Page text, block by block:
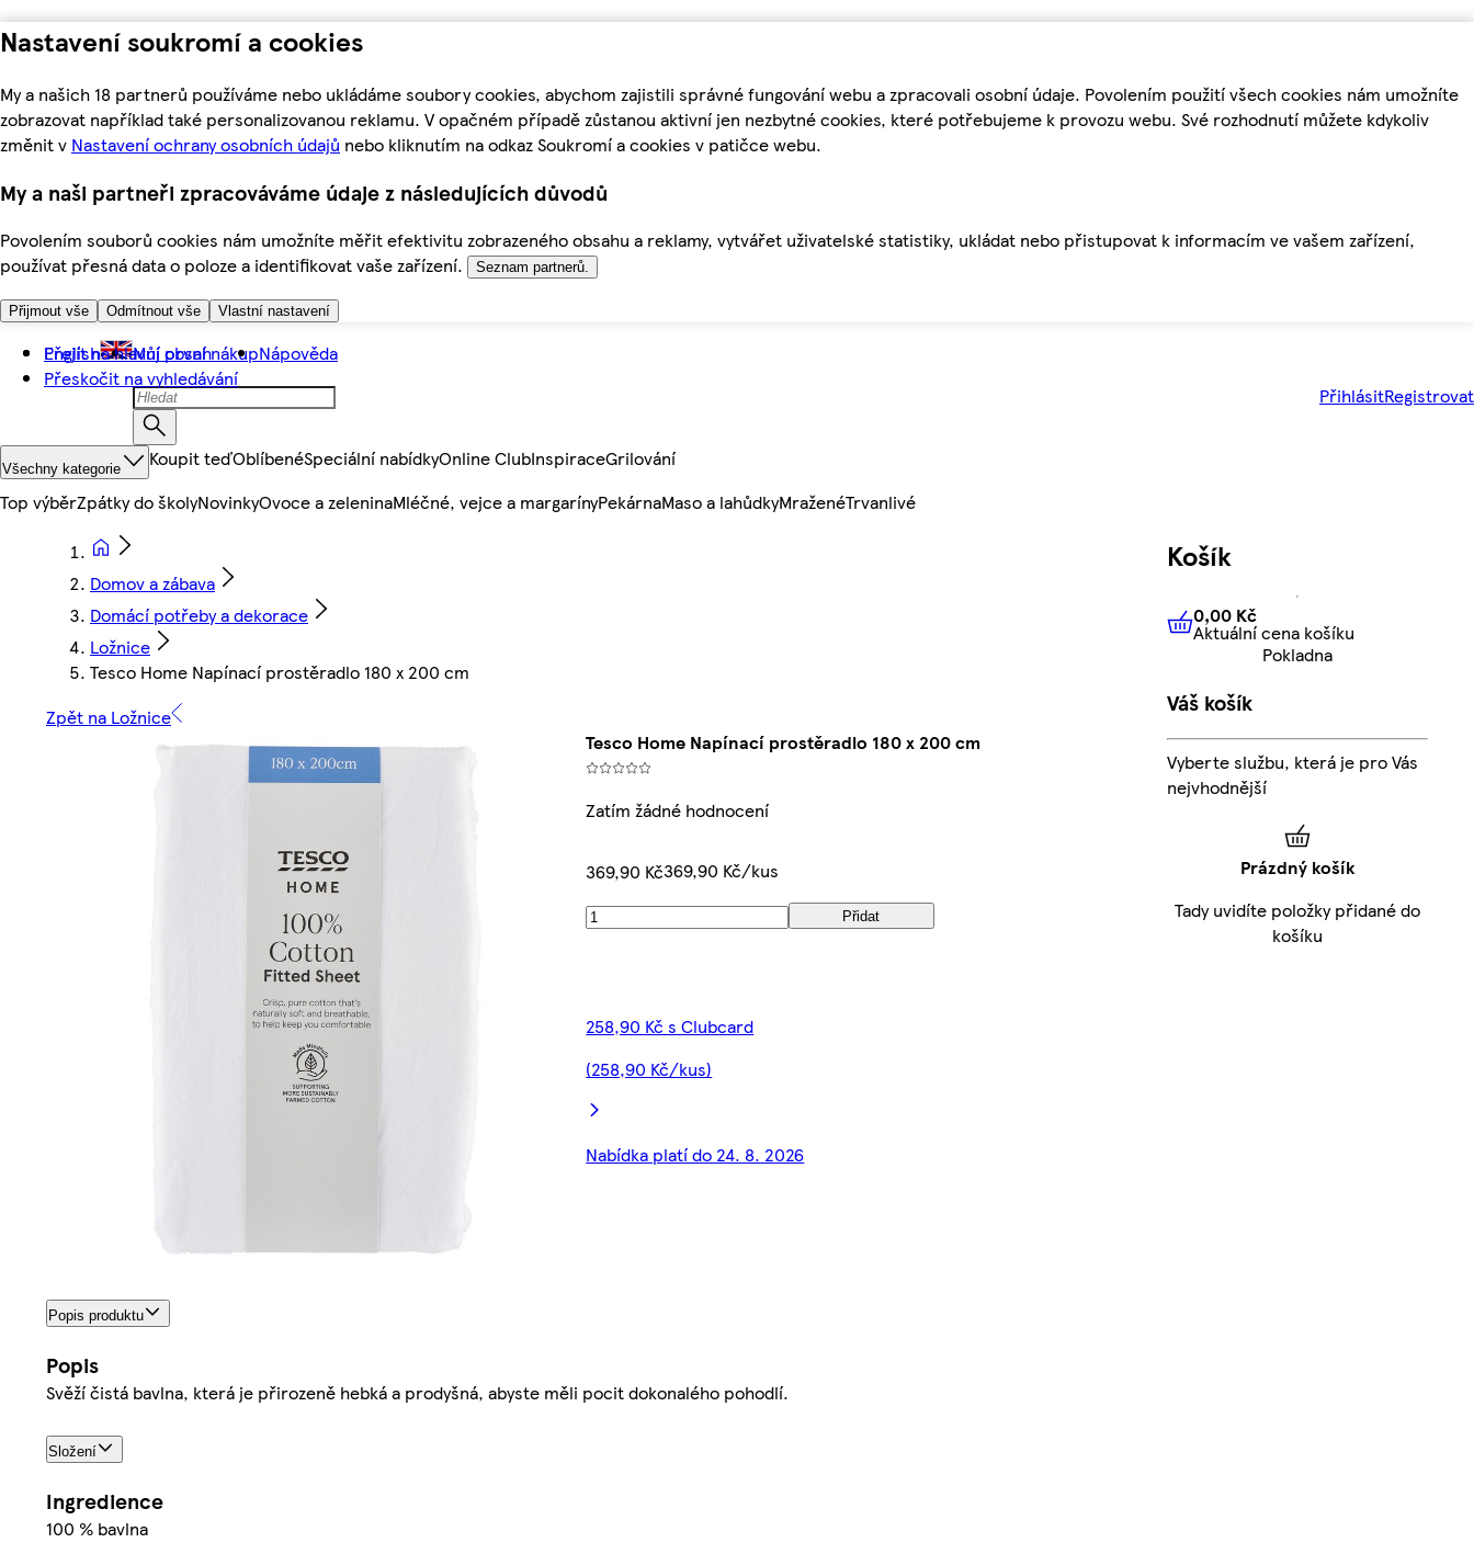
Nastavení soukromí a cookies
My a našich 18 partnerů používáme nebo ukládáme soubory cookies, abychom zajistili správné fungování webu a zpracovali osobní údaje. Povolením použití všech cookies nám umožníte
zobrazovat například také personalizovanou reklamu. V opačném případě zůstanou aktivní jen nezbytné cookies, které potřebujeme k provozu webu. Své rozhodnutí můžete kdykoliv
změnit v Nastavení ochrany osobních údajů nebo kliknutím na odkaz Soukromí a cookies v patičce webu.
My a naši partneři zpracováváme údaje z následujících důvodů
Povolením souborů cookies nám umožníte měřit efektivitu zobrazeného obsahu a reklamy, vytvářet uživatelské statistiky, ukládat nebo přistupovat k informacím ve vašem zařízení,
používat přesná data o poloze a identifikovat vaše zařízení.
Seznam partnerů.
Přijmout vše Odmítnout vše Vlastní nastavení
Přejít na hlavní obsah
Přeskočit na vyhledávání
English Můj první nákupNápověda
PřihlásitRegistrovat
Všechny kategorie Koupit teďOblíbenéSpeciální nabídkyOnline ClubInspiraceGrilování
Top výběrZpátky do školyNovinkyOvoce a zeleninaMléčné, vejce a margarínyPekárnaMaso a lahůdkyMraženéTrvanlivé
Domov a zábava
Domácí potřeby a dekorace
Ložnice
Tesco Home Napínací prostěradlo 180 x 200 cm
Zpět na Ložnice
Tesco Home Napínací prostěradlo 180 x 200 cm
Zatím žádné hodnocení
369,90 Kč369,90 Kč/kus
Přidat
258,90 Kč s Clubcard
(258,90 Kč/kus)
Nabídka platí do 24. 8. 2026
Popis produktu
Popis
Svěží čistá bavlna, která je přirozeně hebká a prodyšná, abyste měli pocit dokonalého pohodlí.
Složení
Ingredience
100 % bavlna
Košík
0,00 KčAktuální cena košíku
0,00 Kč
Aktuální cena košíku
Pokladna
Váš košík
Vyberte službu, která je pro Vás
nejvhodnější
Prázdný košík
Tady uvidíte položky přidané do
košíku